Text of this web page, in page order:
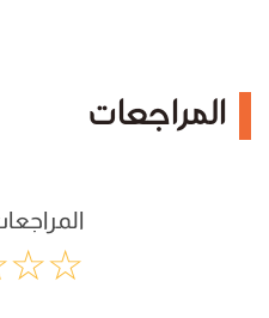
المراجعات
☆
☆